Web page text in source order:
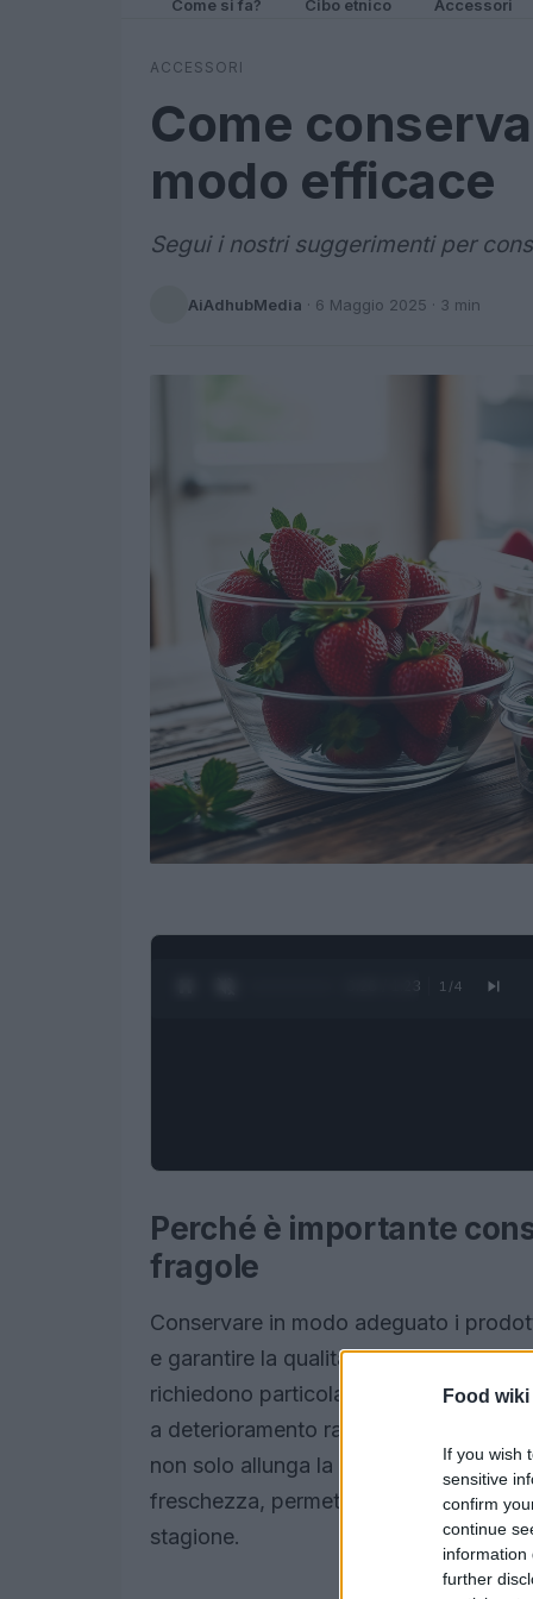
Food wiki
If you wish
sensitive
confirm
continue
information
further
Come si fa? Cibo etnico Accessori
ACCESSORI
Come
modo efficace
Segui i nostri suggerimenti per
AiAdhubMedia · 6 Maggio 2025 · 3 min
0:27 / 1:23 1 /4
Perché è importante
fragole
Conservare in modo adeguato i
e garantire la qualità del cibo che
richiedono particolare attenzione
a deterioramento rapido se non
non solo allunga la durata delle
freschezza, permettendo di godere
stagione.